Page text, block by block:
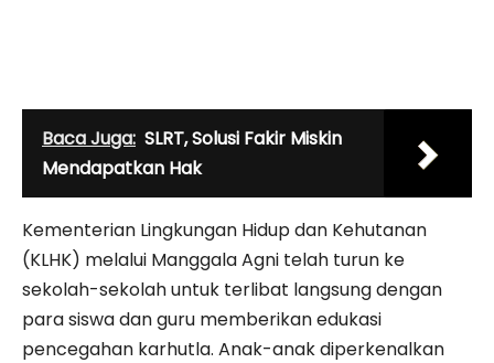
Baca Juga: SLRT, Solusi Fakir Miskin
Mendapatkan Hak
Kementerian Lingkungan Hidup dan Kehutanan
(KLHK) melalui Manggala Agni telah turun ke
sekolah-sekolah untuk terlibat langsung dengan
para siswa dan guru memberikan edukasi
pencegahan karhutla. Anak-anak diperkenalkan